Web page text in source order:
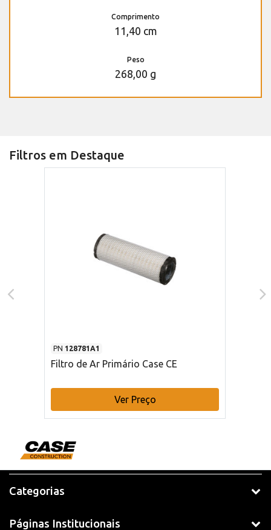
Comprimento
11,40 cm
Peso
268,00 g
Filtros em Destaque
PN 128781A1
Filtro de Ar Primário Case CE
Ver Preço
Categorias
Páginas Institucionais